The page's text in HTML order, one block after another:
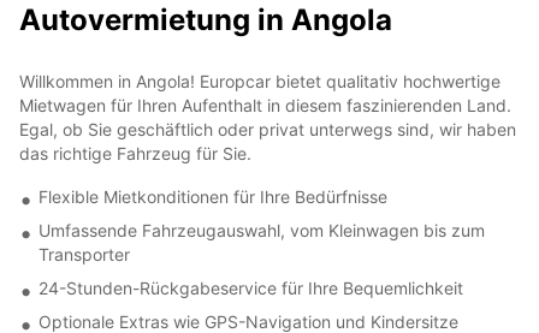
Autovermietung in Angola
Willkommen in Angola! Europcar bietet qualitativ hochwertige
Mietwagen für Ihren Aufenthalt in diesem faszinierenden Land.
Egal, ob Sie geschäftlich oder privat unterwegs sind, wir haben
das richtige Fahrzeug für Sie.
Flexible Mietkonditionen für Ihre Bedürfnisse
Umfassende Fahrzeugauswahl, vom Kleinwagen bis zum
Transporter
24-Stunden-Rückgabeservice für Ihre Bequemlichkeit
Optionale Extras wie GPS-Navigation und Kindersitze